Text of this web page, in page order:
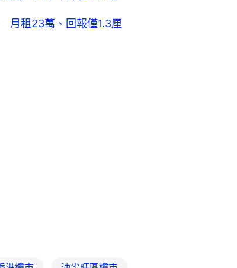
租23萬、回報僅1.3厘